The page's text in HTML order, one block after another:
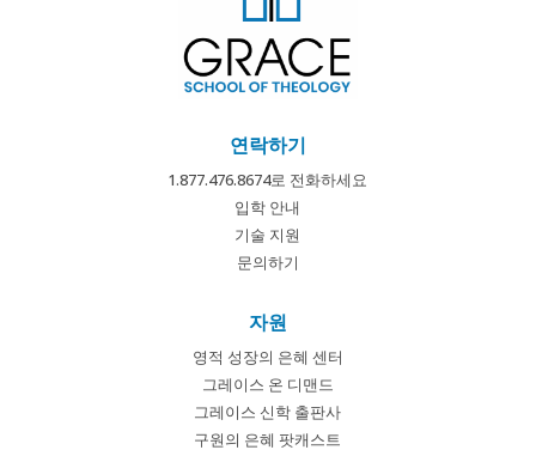
연락하기
1.877.476.8674로 전화하세요
입학 안내
기술 지원
문의하기
자원
영적 성장의 은혜 센터
그레이스 온 디맨드
그레이스 신학 출판사
구원의 은혜 팟캐스트